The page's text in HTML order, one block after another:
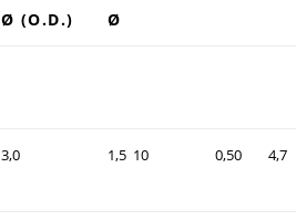
(O.D.)
Ø
3,0 1,5  10 0,50 4,7